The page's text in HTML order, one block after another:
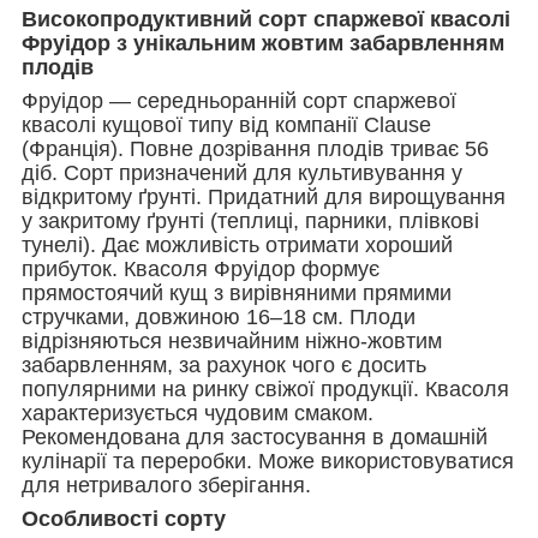
Високопродуктивний сорт спаржевої квасолі
Фруідор з унікальним жовтим забарвленням
плодів
Фруідор — середньоранній сорт спаржевої
квасолі кущової типу від компанії Clause
(Франція). Повне дозрівання плодів триває 56
діб. Сорт призначений для культивування у
відкритому ґрунті. Придатний для вирощування
у закритому ґрунті (теплиці, парники, плівкові
тунелі). Дає можливість отримати хороший
прибуток. Квасоля Фруідор формує
прямостоячий кущ з вирівняними прямими
стручками, довжиною 16–18 см. Плоди
відрізняються незвичайним ніжно-жовтим
забарвленням, за рахунок чого є досить
популярними на ринку свіжої продукції. Квасоля
характеризується чудовим смаком.
Рекомендована для застосування в домашній
кулінарії та переробки. Може використовуватися
для нетривалого зберігання.
Особливості сорту